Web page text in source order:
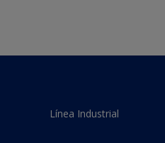
Línea Industrial